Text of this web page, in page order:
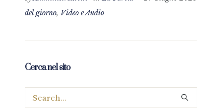
del giorno, Video e Audio
Cerca nel sito